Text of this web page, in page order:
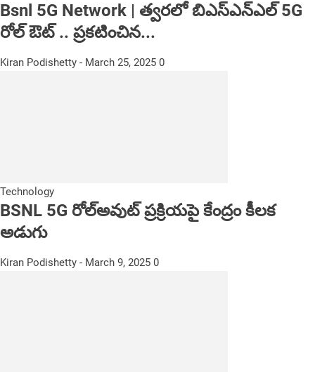
Bsnl 5G Network | త్వరలో బిఎస్ఎన్ఎల్ 5G
రోల్ ఔట్ .. ప్రకటించిన...
Kiran Podishetty - March 25, 2025 0
Technology
BSNL 5G రోల్అవుట్ ప్రక్రియపై కేంద్రం కీలక
అడుగు
Kiran Podishetty - March 9, 2025 0